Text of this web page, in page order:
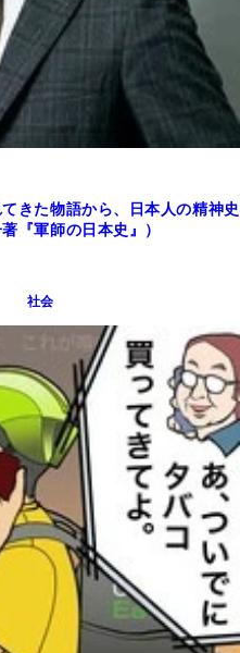
きた物語から、日本人の精神史
『軍師の日本史』）
社会